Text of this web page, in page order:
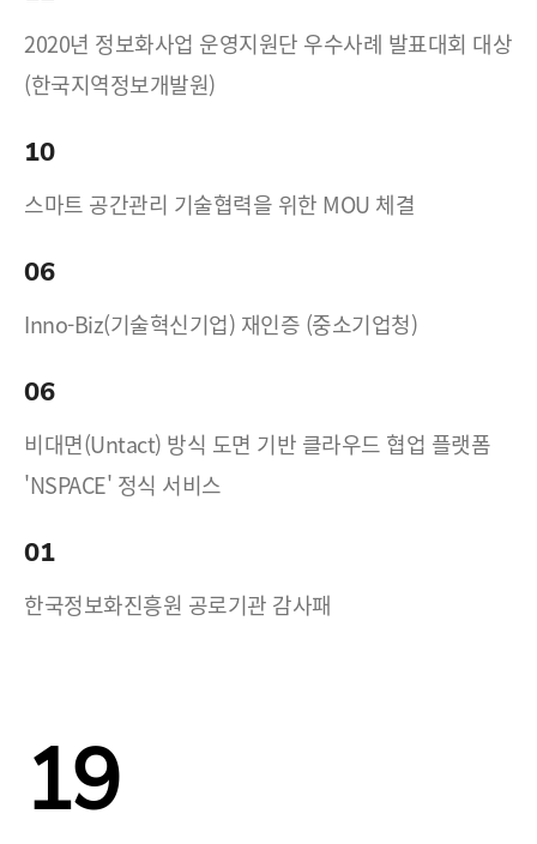
2020년 정보화사업 운영지원단 우수사례 발표대회 대상
(한국지역정보개발원)
10
스마트 공간관리 기술협력을 위한 MOU 체결
06
Inno-Biz(기술혁신기업) 재인증 (중소기업청)
06
비대면(Untact) 방식 도면 기반 클라우드 협업 플랫폼
'NSPACE' 정식 서비스
01
한국정보화진흥원 공로기관 감사패
19